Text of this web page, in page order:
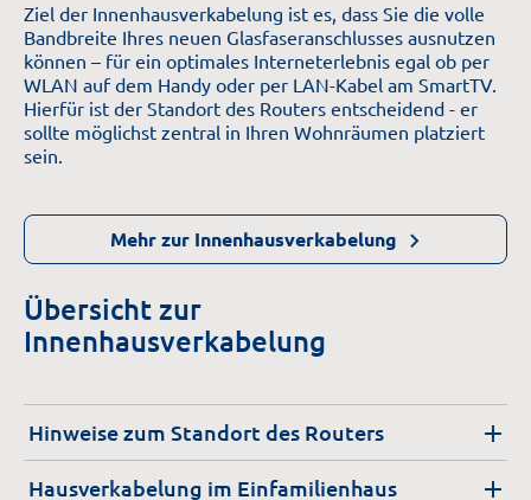
Ziel der Innenhausverkabelung ist es, dass Sie die volle
Bandbreite Ihres neuen Glasfaseranschlusses ausnutzen
können – für ein optimales Interneterlebnis egal ob per
WLAN auf dem Handy oder per LAN-Kabel am SmartTV.
Hierfür ist der Standort des Routers entscheidend - er
sollte möglichst zentral in Ihren Wohnräumen platziert
sein.
Mehr zur Innenhausverkabelung
Übersicht zur
Innenhausverkabelung
Hinweise zum Standort des Routers
Hausverkabelung im Einfamilienhaus